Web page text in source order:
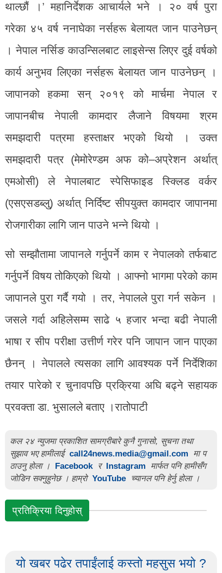
थाल्छौं ।’ महानिर्देशक आचार्यले भने । २० वर्ष पुरा
गरेका ४५ वर्ष ननाघेका नर्सहरू बेलायत जान पाउनेछन्
। नेपाल नर्सिङ काउन्सिलबाट लाइसेन्स लिएर दुई वर्षको
कार्य अनुभव लिएका नर्सहरू बेलायत जान पाउनेछन् ।
जापानको हकमा सन् २०१९ को मार्चमा नेपाल र
जापानबीच नेपाली कामदार लैजाने विषयमा श्रम
समझदारी पत्रमा हस्ताक्षर भएको थियो । उक्त
समझदारी पत्र (मेमोरेण्डम अफ को–अप्रेशन अर्थात्
एमओसी) ले नेपालबाट स्पेसिफाइड स्क्लिड वर्कर
(एसएसडब्लु) अर्थात् निर्दिष्ट सीपयुक्त कामदार जापानमा
रोजगारीका लागि जान पाउने भन्ने थियो ।
सो सम्झौतामा जापानले गर्नुपर्ने काम र नेपालको तर्फबाट
गर्नुपर्ने विषय तोकिएको थियो । आफ्नो भागमा परेको काम
जापानले पुरा गर्दै गयो । तर, नेपालले पुरा गर्न सकेन ।
जसले गर्दा अहिलेसम्म साढे ५ हजार भन्दा बढी नेपाली
भाषा र सीप परीक्षा उत्तीर्ण गरेर पनि जापान जान पाएका
छैनन् । नेपालले त्यसका लागि आवश्यक पर्ने निर्देशिका
तयार पारेको र चुनावपछि प्रक्रिया अघि बढ्ने सहायक
प्रवक्ता डा. भुसालले बताए ।रातोपाटी
कल २४ न्युजमा प्रकाशित सामग्रीबारे कुनै गुनासो, सुचना तथा
सुझाव भए हामीलाई call24news.media@gmail.com
मा प
ठाउनु होला ।
Facebook र Instagram
मार्फत पनि हामीसँग
जोडिन सक्नुहुनेछ । हाम्रो YouTube च्यानल पनि हेर्नु होला ।
प्रतिक्रिया दिनुहोस्
यो खबर पढेर तपाईंलाई कस्तो महसुस भयो ?